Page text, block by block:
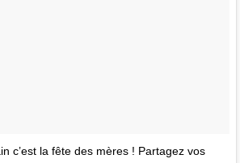
c’est la fête des mères ! Partagez vos